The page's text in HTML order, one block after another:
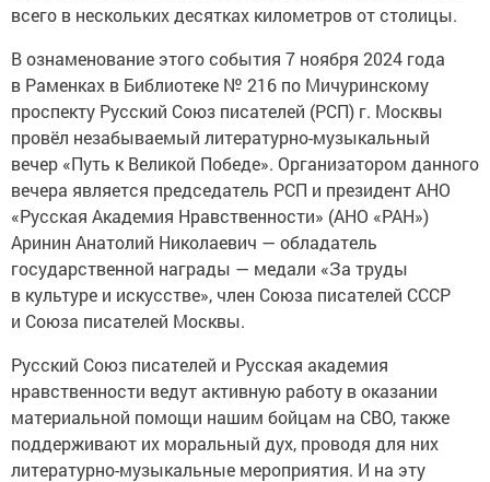
всего в нескольких десятках километров от столицы.
В ознаменование этого события 7 ноября 2024 года
в Раменках в Библиотеке № 216 по Мичуринскому
проспекту Русский Союз писателей (РСП) г. Москвы
провёл незабываемый литературно-музыкальный
вечер «Путь к Великой Победе». Организатором данного
вечера является председатель РСП и президент АНО
«Русская Академия Нравственности» (АНО «РАН»)
Аринин Анатолий Николаевич — обладатель
государственной награды — медали «За труды
в культуре и искусстве», член Союза писателей СССР
и Союза писателей Москвы.
Русский Союз писателей и Русская академия
нравственности ведут активную работу в оказании
материальной помощи нашим бойцам на СВО, также
поддерживают их моральный дух, проводя для них
литературно-музыкальные мероприятия. И на эту